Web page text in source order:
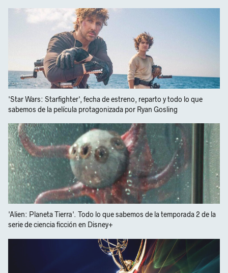
'Star Wars: Starfighter', fecha de estreno, reparto y todo lo que
sabemos de la película protagonizada por Ryan Gosling
'Alien: Planeta Tierra'. Todo lo que sabemos de la temporada 2 de la
serie de ciencia ficción en Disney+